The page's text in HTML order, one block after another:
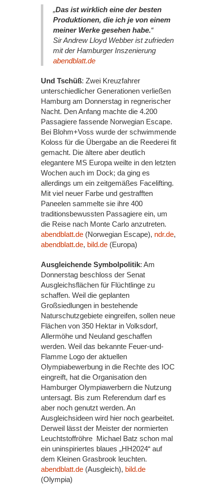
„Das ist wirklich eine der besten
Produktionen, die ich je von einem
meiner Werke gesehen habe.“
Sir Andrew Lloyd Webber ist zufrieden
mit der Hamburger Inszenierung
abendblatt.de
Und Tschüß: Zwei Kreuzfahrer
unterschiedlicher Generationen verließen
Hamburg am Donnerstag in regnerischer
Nacht. Den Anfang machte die 4.200
Passagiere fassende Norwegian Escape.
Bei Blohm+Voss wurde der schwimmende
Koloss für die Übergabe an die Reederei fit
gemacht. Die ältere aber deutlich
elegantere MS Europa weilte in den letzten
Wochen auch im Dock; da ging es
allerdings um ein zeitgemäßes Facelifting.
Mit viel neuer Farbe und gestrafften
Paneelen sammelte sie ihre 400
traditionsbewussten Passagiere ein, um
die Reise nach Monte Carlo anzutreten.
abendblatt.de (Norwegian Escape), ndr.de,
abendblatt.de, bild.de (Europa)
Ausgleichende Symbolpolitik: Am
Donnerstag beschloss der Senat
Ausgleichsflächen für Flüchtlinge zu
schaffen. Weil die geplanten
Großsiedlungen in bestehende
Naturschutzgebiete eingreifen, sollen neue
Flächen von 350 Hektar in Volksdorf,
Allermöhe und Neuland geschaffen
werden. Weil das bekannte Feuer-und-
Flamme Logo der aktuellen
Olympiabewerbung in die Rechte des IOC
eingreift, hat die Organisation den
Hamburger Olympiawerbern die Nutzung
untersagt. Bis zum Referendum darf es
aber noch genutzt werden. An
Ausgleichsideen wird hier noch gearbeitet.
Derweil lässt der Meister der normierten
Leuchtstoffröhre Michael Batz schon mal
ein uninspiriertes blaues „HH2024“ auf
dem Kleinen Grasbrook leuchten.
abendblatt.de (Ausgleich), bild.de
(Olympia)